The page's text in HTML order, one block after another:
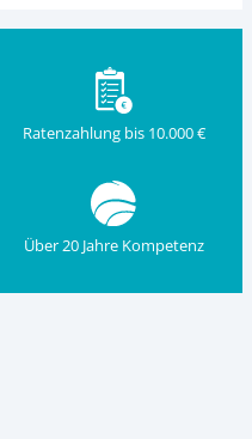
Ratenzahlung bis 10.000 €
Über 20 Jahre Kompetenz